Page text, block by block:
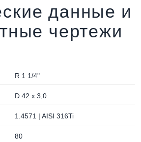
данные и
чертежи
R 1 1/4"
D 42 x 3,0
1.4571 | AISI 316Ti
80